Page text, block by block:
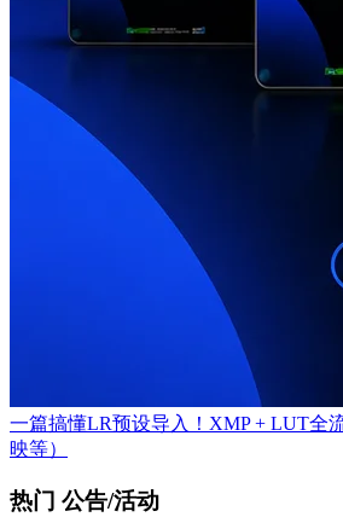
一篇搞懂LR预设导入！XMP + LUT全
映等）
热门 公告/活动